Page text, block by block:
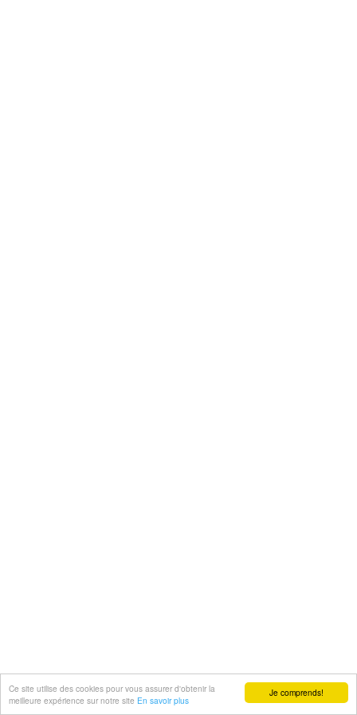
Je comprends!
Ce site utilise des cookies pour vous assurer d'obtenir la
meilleure expérience sur notre site En savoir plus